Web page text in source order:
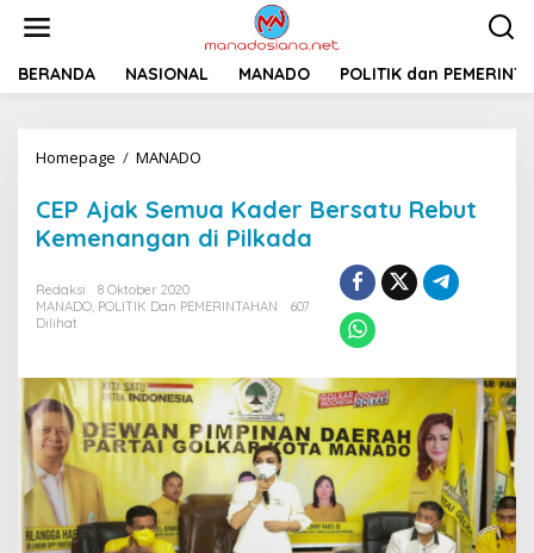
t
BERANDA NASIONAL MANADO POLITIK dan
Homepage / MANADO
P
A
j
S
a
K
a
d
r
B
CEP Ajak Semua Kader Bersatu Rebut
Kemenangan di Pilkada
Redaksi
8 Oktober 2020
MANADO, POLITIK Dan PEMERINTAHAN
607
Dilihat